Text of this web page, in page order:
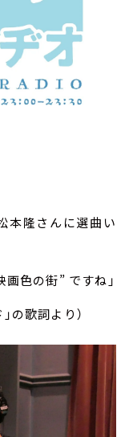
本隆さんに選曲い
色の街” ですね」
の歌詞より）